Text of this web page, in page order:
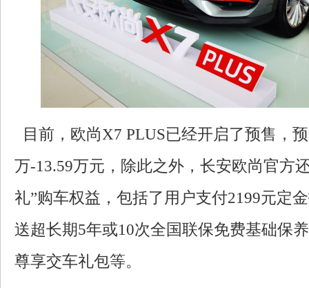
目前，欧尚X7 PLUS已经开启了预售，
万-13.59万元，除此之外，长安欧尚官方
礼”购车权益，包括了用户支付2199元定
送超长期5年或10次全国联保免费基础保
尊享交车礼包等。